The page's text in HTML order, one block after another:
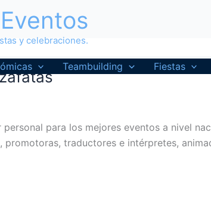
y celebraciones.
Teambuilding Fiestas
para los mejores eventos a nivel
traductores e intérpretes,